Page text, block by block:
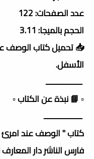
عدد الصفحات: 122
الحجم بالميجا: 3.11
📥 تحميل كتاب الوصف
الأسفل.
ــــــــــــــــــ
▫️ 📘 نبذة عن الكتاب ▫️
ـــــــــــــــــــ
كتاب " الوصف عند امرئ
فارس الناشر دار المعارف